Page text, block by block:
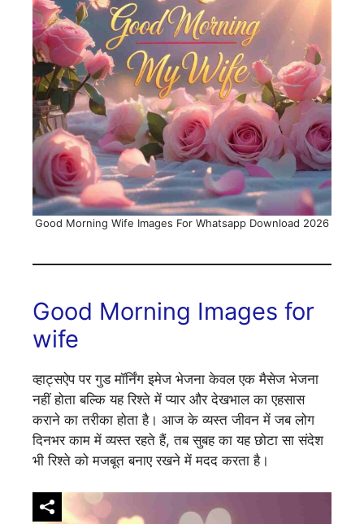
Good Morning Wife Images For Whatsapp Download 2026
Good Morning Images for
wife
व्हाट्सऐप पर गुड मॉर्निंग इमेज भेजना केवल एक मैसेज भेजना
नहीं होता बल्कि यह रिश्ते में प्यार और देखभाल का एहसास
कराने का तरीका होता है। आज के व्यस्त जीवन में जब लोग
दिनभर काम में व्यस्त रहते हैं, तब सुबह का यह छोटा सा संदेश
भी रिश्ते को मजबूत बनाए रखने में मदद करता है।